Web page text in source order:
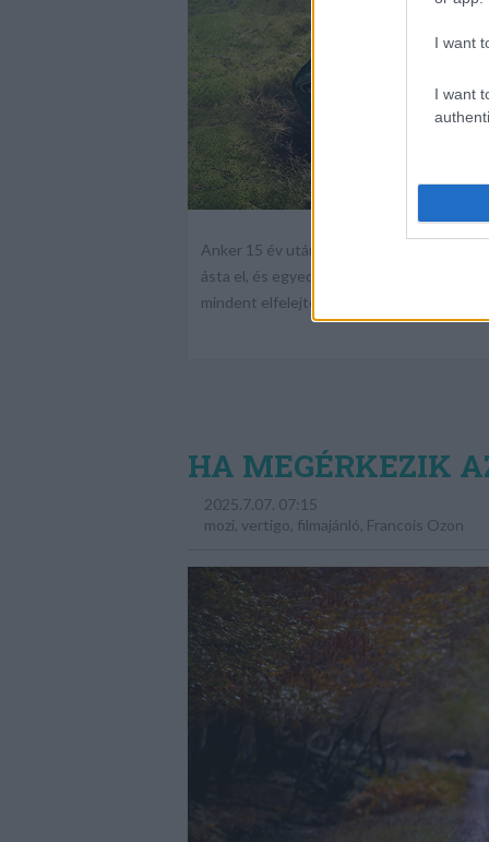
I want
I want
Anker 15 év után szabadul a börtönből,
ásta el, és egyedül ő tudja, hol van. De
mindent elfelejtett, azt is, hova rejtette el
HA MEGÉRKEZIK
2025.7.07. 07:15
mozi vertigo filmajánló Francois Ozon